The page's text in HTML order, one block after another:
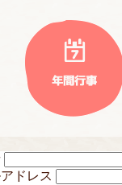
ドレス